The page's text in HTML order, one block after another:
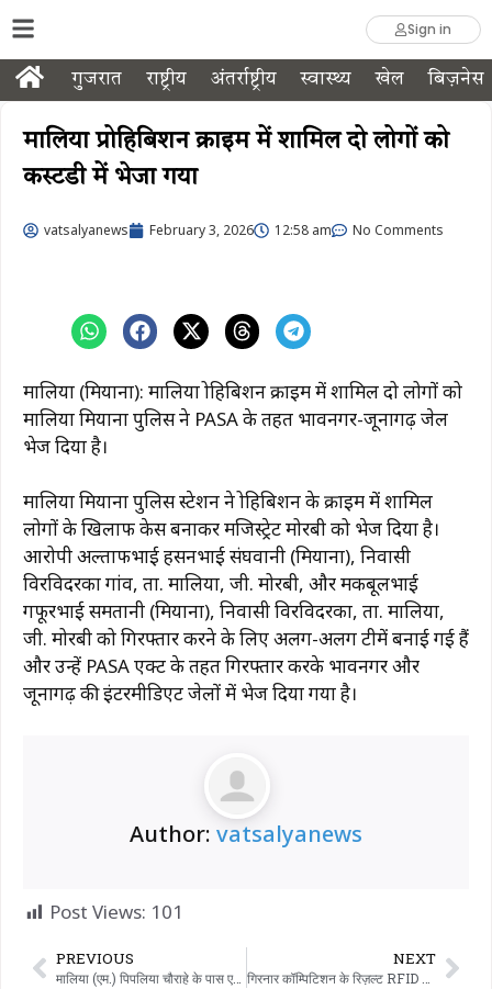
Sign in
गुजरात राष्ट्रीय अंतर्राष्ट्रीय स्वास्थ्य खेल बिज़नेस
मालिया प्रोहिबिशन क्राइम में शामिल दो लोगों को
कस्टडी में भेजा गया
vatsalyanews February 3, 2026 12:58 am No Comments
मालिया (मियाना): मालिया प्रोहिबिशन क्राइम में शामिल दो लोगों को
मालिया मियाना पुलिस ने PASA के तहत भावनगर-जूनागढ़ जेल
भेज दिया है।
मालिया मियाना पुलिस स्टेशन ने प्रोहिबिशन के क्राइम में शामिल
लोगों के खिलाफ केस बनाकर मजिस्ट्रेट मोरबी को भेज दिया है।
आरोपी अल्ताफभाई हसनभाई संघवानी (मियाना), निवासी
विरविदरका गांव, ता. मालिया, जी. मोरबी, और मकबूलभाई
गफूरभाई समतानी (मियाना), निवासी विरविदरका, ता. मालिया,
जी. मोरबी को गिरफ्तार करने के लिए अलग-अलग टीमें बनाई गई हैं
और उन्हें PASA एक्ट के तहत गिरफ्तार करके भावनगर और
जूनागढ़ की इंटरमीडिएट जेलों में भेज दिया गया है।
Author: vatsalyanews
Post Views: 101
PREVIOUS
मालिया (एम.) पिपलिया चौराहे के पास एक मोबाइल दुकान से चोरी करने वाले युवक को पकड़ा गया।
NEXT
गिरनार कॉम्पिटिशन के रिज़ल्ट RFID टेक्नोलॉजी का इस्तेमाल करके ट्रांसपेरेंट तरीके से तैयार किए गए